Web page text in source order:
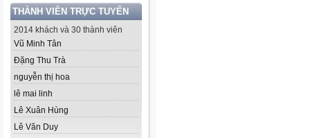
THÀNH VIÊN TRỰC TUYẾN
2014 khách và 30 thành viên
Vũ Minh Tân
Đặng Thu Trà
nguyễn thị hoa
lê mai linh
Lê Xuân Hùng
Lê Văn Duy